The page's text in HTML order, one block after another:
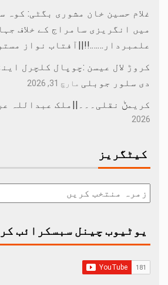
غلام حسین خان مشوری بگٹی: کوہ
میں انگریزی سامراج کے خلاف
علمبردار…….!!||آفتاب نواز
کروڑ لال عیسن :چوپال کلچرل
دی سلور جوبلی مارچ 31, 2026
کریمݨ نقلی۔۔۔||ملک عبداللہ
2026
کیٹگریز
یوٹیوب چینل سبسکرائب